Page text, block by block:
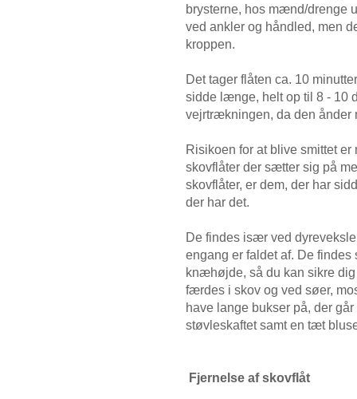
brysterne, hos mænd/drenge
ved ankler og håndled, men
kroppen.
Det tager flåten ca. 10
sidde længe, helt op til 8 - 10
vejrtrækningen, da den ånder
Risikoen for at blive smittet
skovflåter der sætter sig på
skovflåter, er dem, der har
der har det.
De findes især ved
engang er faldet af. De
knæhøjde, så du kan sikre
færdes i skov og ved søer,
have lange bukser på, der
støvleskaftet samt en tæt
Fjernelse af skovflåt